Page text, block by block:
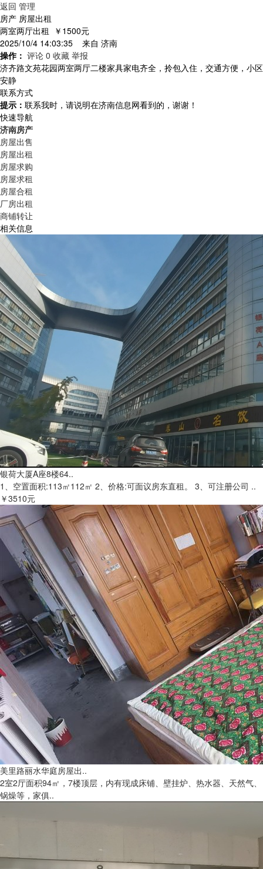
返回 管理
房产 房屋出租
两室两厅出租 ￥1500元
2025/10/4 14:03:35 来自 济南
操作： 评论 0 收藏 举报
济齐路文苑花园两室两厅二楼家具家电齐全，拎包入住，交通方便，小区
安静
联系方式
提示： 联系我时，请说明在济南信息网看到的，谢谢！
快速导航
济南房产
房屋出售
房屋出租
房屋求购
房屋求租
房屋合租
厂房出租
商铺转让
相关信息
银荷大厦A座8楼64..
1、空置面积:113㎡112㎡ 2、价格:可面议房东直租。 3、可注册公司 ..
￥3510元
美里路丽水华庭房屋出..
2室2厅面积94㎡，7楼顶层，内有现成床铺、壁挂炉、热水器、天然气、
锅燥等，家俱..